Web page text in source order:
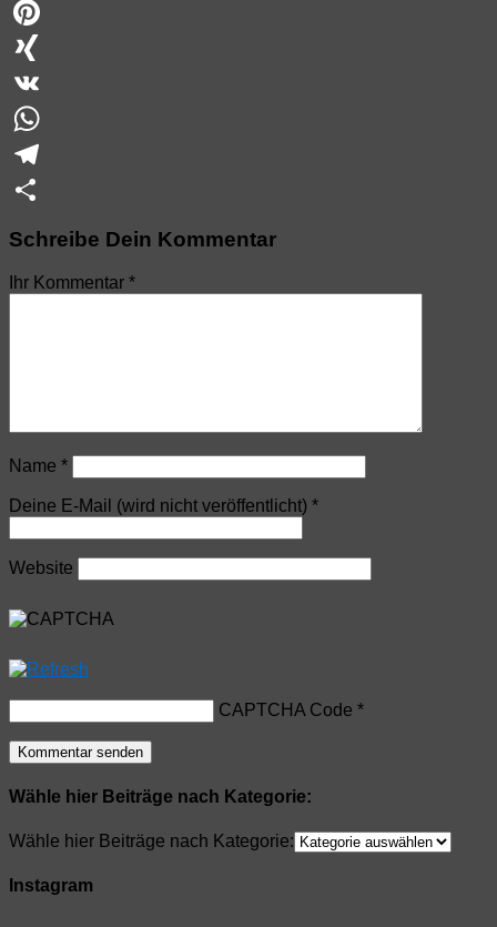
Twitter
Pinterest
XING
VK
WhatsApp
Telegram
Schreibe Dein Kommentar
Ihr Kommentar *
Name *
Deine E-Mail (wird nicht veröffentlicht) *
Website
CAPTCHA Code *
Wähle hier Beiträge nach Kategorie:
Wähle hier Beiträge nach Kategorie:
Instagram